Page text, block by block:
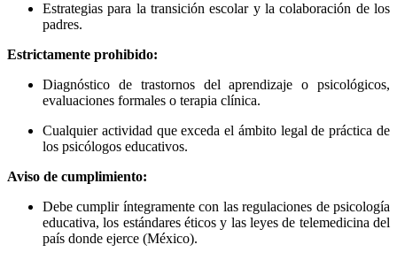
Estrategias para la transición escolar y la colaboración de los
padres.
Estrictamente prohibido:
Diagnóstico de trastornos del aprendizaje o psicológicos,
evaluaciones formales o terapia clínica.
Cualquier actividad que exceda el ámbito legal de práctica de
los psicólogos educativos.
Aviso de cumplimiento:
Debe cumplir íntegramente con las regulaciones de psicología
educativa, los estándares éticos y las leyes de telemedicina del
país donde ejerce (México).